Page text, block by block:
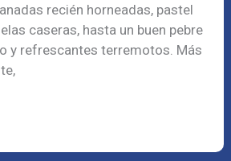
recién horneadas, pastel
caseras, hasta un buen pebre
y refrescantes terremotos. Más